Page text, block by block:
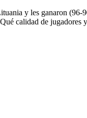
y les ganaron (96-
calidad de jugadores